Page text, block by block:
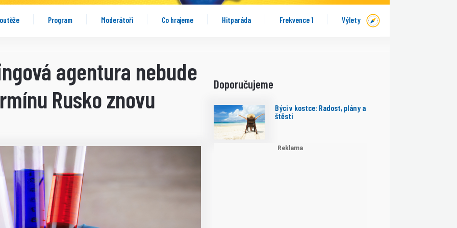
Program Moderátoři Co hrajeme Hitparáda Frekvence 1 Výlety
agentura nebude
Rusko znovu
Doporučujeme
Býci v kostce: Radost, plány a
štěstí